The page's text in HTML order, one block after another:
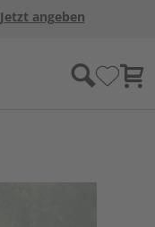
Jetzt angeben